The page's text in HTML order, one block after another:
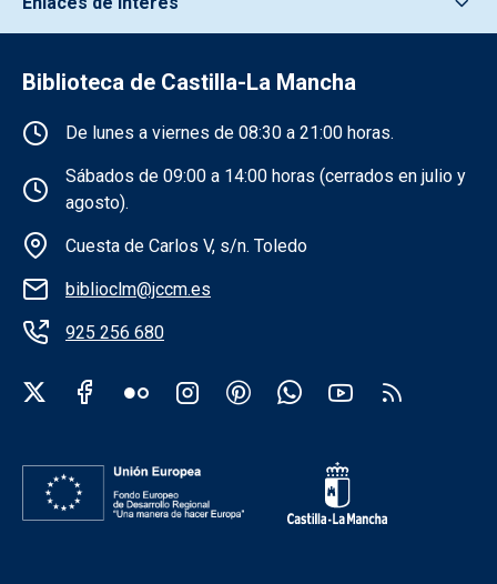
Biblioteca de Castilla-La Mancha
Información de la institución
De lunes a viernes de 08:30 a 21:00 horas.
Sábados de 09:00 a 14:00 horas (cerrados en julio y
agosto).
Cuesta de Carlos V, s/n. Toledo
biblioclm@jccm.es
925 256 680
Redes sociales institución